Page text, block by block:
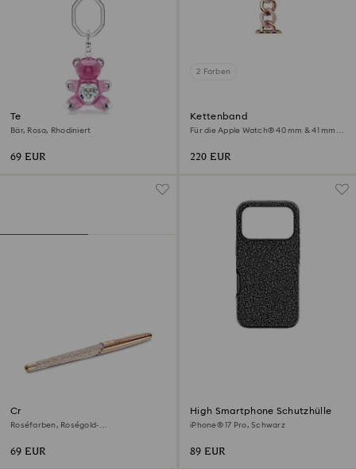
Teddy Schlüsselanhänger
Bär, Rosa, Rhodiniert
69 EUR
2 Farben
Kettenband
Für die Apple Watch® 40 mm & 41 mm,
220 EUR
Crystalline Tintenroller
Roséfarben, Roségold-
69 EUR
High Smartphone Schutzhülle
iPhone® 17 Pro, Schwarz
89 EUR